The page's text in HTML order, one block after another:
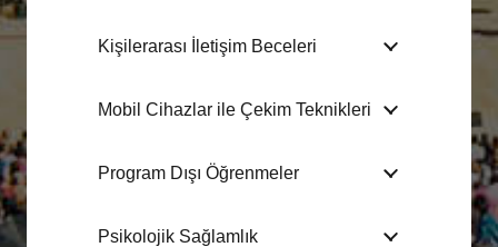
Kişilerarası İletişim Beceleri
Mobil Cihazlar ile Çekim Teknikleri
Program Dışı Öğrenmeler
Psikolojik Sağlamlık